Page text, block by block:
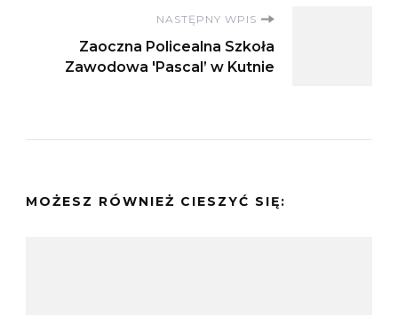
NASTĘPNY WPIS
Zaoczna Policealna Szkoła
Zawodowa 'Pascal’ w Kutnie
MOŻESZ RÓWNIEŻ CIESZYĆ SIĘ: